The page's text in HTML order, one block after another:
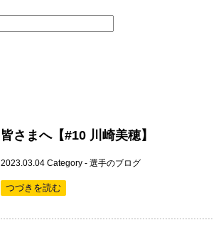
皆さまへ【#10 川崎美穂】
2023.03.04 Category - 選手のブログ
つづきを読む